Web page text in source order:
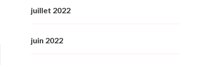
juillet 2022
juin 2022